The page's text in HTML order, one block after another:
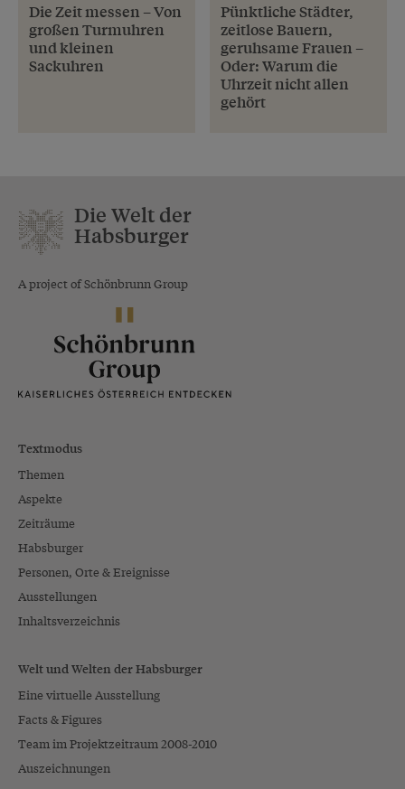
Die Zeit messen – Von
großen Turmuhren
und kleinen
Sackuhren
Pünktliche Städter,
zeitlose Bauern,
geruhsame Frauen –
Oder: Warum die
Uhrzeit nicht allen
gehört
Die Welt der
Habsburger
A project of Schönbrunn Group
Textmodus
Themen
Aspekte
Zeiträume
Habsburger
Personen, Orte & Ereignisse
Ausstellungen
Inhaltsverzeichnis
Welt und Welten der Habsburger
Eine virtuelle Ausstellung
Facts & Figures
Team im Projektzeitraum 2008-2010
Auszeichnungen